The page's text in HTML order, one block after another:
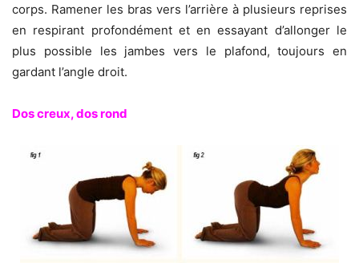
corps. Ramener les bras vers l’arrière à plusieurs reprises
en respirant profondément et en essayant d’allonger le
plus possible les jambes vers le plafond, toujours en
gardant l’angle droit.
Dos creux, dos rond